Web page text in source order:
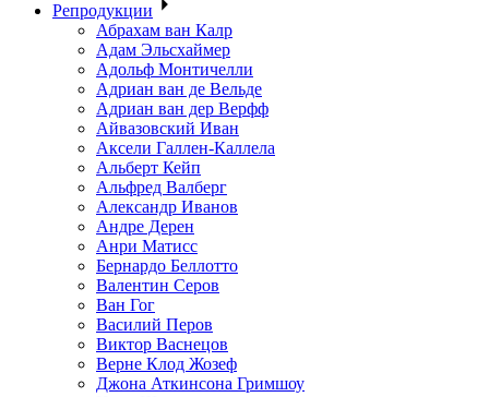
Репродукции
Абрахам ван Калр
Адам Эльсхаймер
Адольф Монтичелли
Адриан ван де Вельде
Адриан ван дер Верфф
Айвазовский Иван
Аксели Галлен-Каллела
Альберт Кейп
Альфред Валберг
Александр Иванов
Андре Дерен
Анри Матисс
Бернардо Беллотто
Валентин Серов
Ван Гог
Василий Перов
Виктор Васнецов
Верне Клод Жозеф
Джона Аткинсона Гримшоу